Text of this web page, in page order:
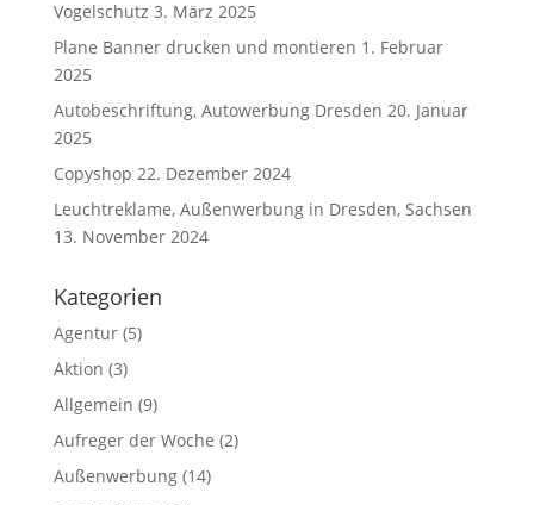
Vogelschutz 3. März 2025
Plane Banner drucken und montieren 1. Februar
2025
Autobeschriftung, Autowerbung Dresden 20. Januar
2025
Copyshop 22. Dezember 2024
Leuchtreklame, Außenwerbung in Dresden, Sachsen
13. November 2024
Kategorien
Agentur(5)
Aktion (3)
Allgemein (9)
Aufreger der Woche (2)
Außenwerbung(14)